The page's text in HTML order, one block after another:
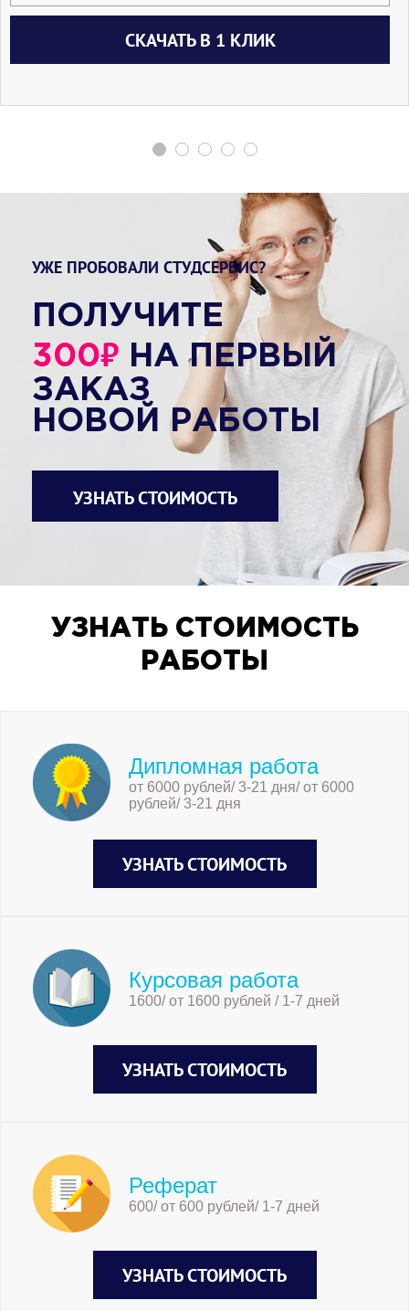
СКАЧАТЬ В 1 КЛИК
УЖЕ ПРОБОВАЛИ СТУДСЕРВИС?
ПОЛУЧИТЕ
300₽ НА ПЕРВЫЙ
ЗАКАЗ
НОВОЙ РАБОТЫ
УЗНАТЬ СТОИМОСТЬ
УЗНАТЬ СТОИМОСТЬ
РАБОТЫ
Дипломная работа
от 6000 рублей/ 3-21 дня/ от 6000
рублей/ 3-21 дня
УЗНАТЬ СТОИМОСТЬ
Курсовая работа
1600/ от 1600 рублей / 1-7 дней
УЗНАТЬ СТОИМОСТЬ
Реферат
600/ от 600 рублей/ 1-7 дней
УЗНАТЬ СТОИМОСТЬ